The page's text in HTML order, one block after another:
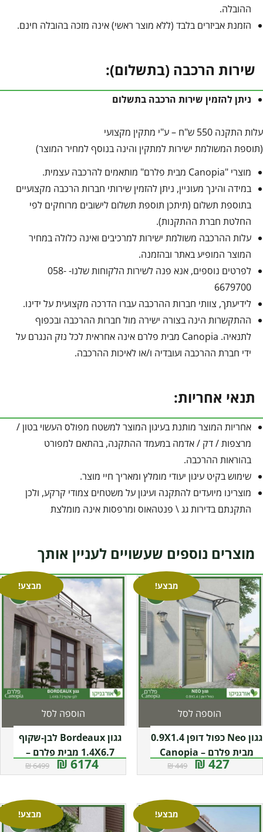
ההובלה.
הזמנת אביזרים בלבד (ללא מוצר ראשי) אינה מזכה בהובלה חינם.
שירות הרכבה (בתשלום):
ניתן להזמין שירות הרכבה בתשלום
עלות התקנה 550 ש"ח – ע"י מתקין מקצועי
(תוספת המשולמת ישירות למתקין והינה בנוסף למחיר המוצר)
מוצרי "Canopia מבית פלרם" מותאמים להרכבה עצמית.
במידה והינך מעוניין, ניתן להזמין שירותי חברות הרכבה מקצועיים
בתוספת תשלום (תיתכן תוספת תשלום לישובים מרוחקים לפי
החלטת חברת ההתקנות).
עלות ההרכבה משולמת ישירות למרכיבים ואינה כלולה במחיר
המוצר המופיע באתר ובהזמנה.
לפרטים נוספים, אנא פנה לשירות הלקוחות שלנו- 058-
6679700
לידיעתך, צוותי חברות ההרכבה עברו הדרכה מקצועית על ידינו.
ההתקשרות הינה בצורה ישירה מול חברות ההרכבה ובכפוף
לתנאיה. Canopia מבית פלרם אינה אחראית לכל נזק הנגרם על
ידי חברת ההרכבה ועובדיה ו/או לאיכות ההרכבה.
תנאי אחריות:
אחריות המוצר מותנת בעיגון המוצר למשטח מפולס העשוי בטון /
מרצפות / דק / אדמה במעמד ההתקנה, בהתאם למפורט
בהוראות ההרכבה.
שימוש בקיט עיגון יעודי מומלץ ומאריך חיי מוצר.
מוצרינו מיועדים להתקנה ועיגון על משטחים צמודי קרקע, ולכן
התקנתם בדירות גג \ פנטהאוס ומרפסות אינה מומלצת
מוצרים נוספים שעשויים לעניין אותך
מבצע!
גגון Neo כפול דופן 0.9X1.4
מבית פלרם – Canopia
427 ₪
449 ₪
הוספה לסל
מבצע!
גגון Bordeaux לבן-שקוף
1.4X6.7 מבית פלרם –
Canopia
6174 ₪
6499 ₪
הוספה לסל
מבצע! מבצע!